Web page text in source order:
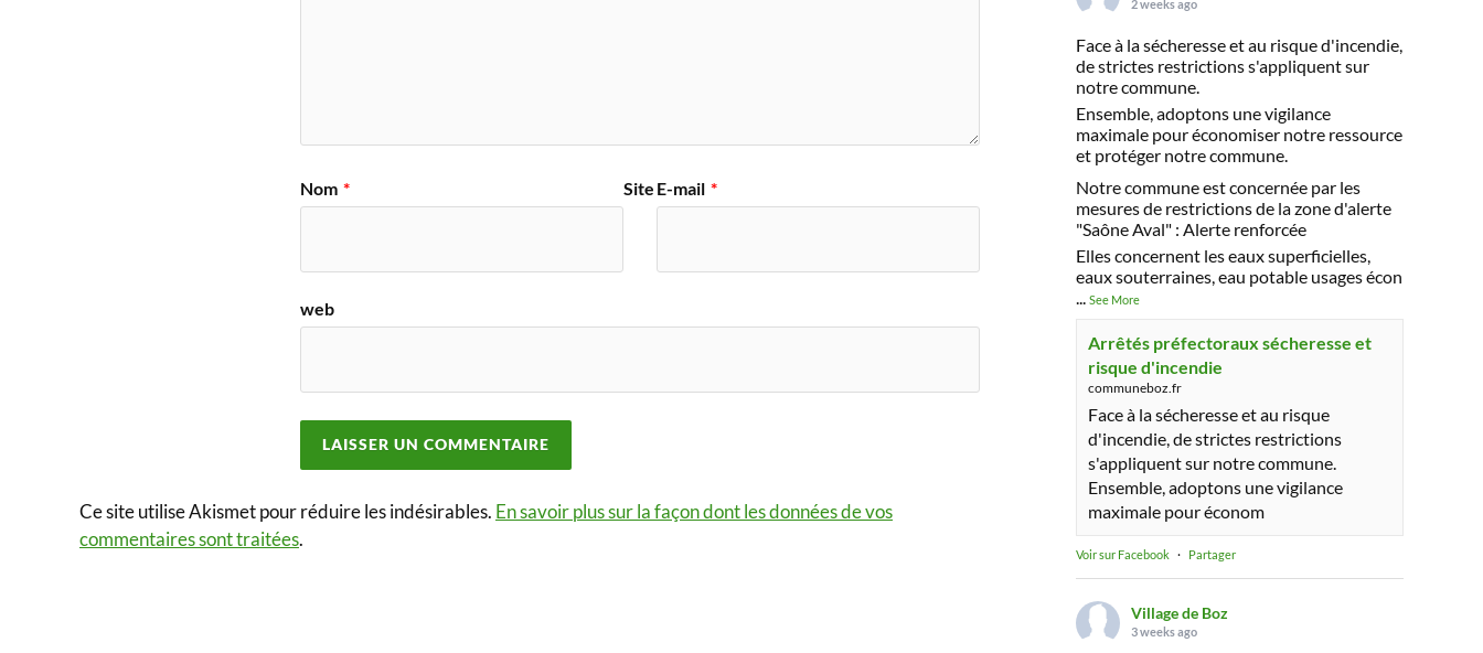
Nom * E-mail *
Site
web
Ce site utilise Akismet pour réduire les indésirables. En savoir plus sur la façon dont les données de vos
commentaires sont traitées.
2 weeks ago
Face à la sécheresse et au risque d'incendie,
de strictes restrictions s'appliquent sur
notre commune.
Ensemble, adoptons une vigilance
maximale pour économiser notre ressource
et protéger notre commune.
Notre commune est concernée par les
mesures de restrictions de la zone d'alerte
"Saône Aval" : Alerte renforcée
Elles concernent les eaux superficielles,
eaux souterraines, eau potable usages écon
... See More
Arrêtés préfectoraux sécheresse et
risque d'incendie
communeboz.fr
Face à la sécheresse et au risque
d'incendie, de strictes restrictions
s'appliquent sur notre commune.
Ensemble, adoptons une vigilance
maximale pour économ
Voir sur Facebook · Partager
Village de Boz
3 weeks ago